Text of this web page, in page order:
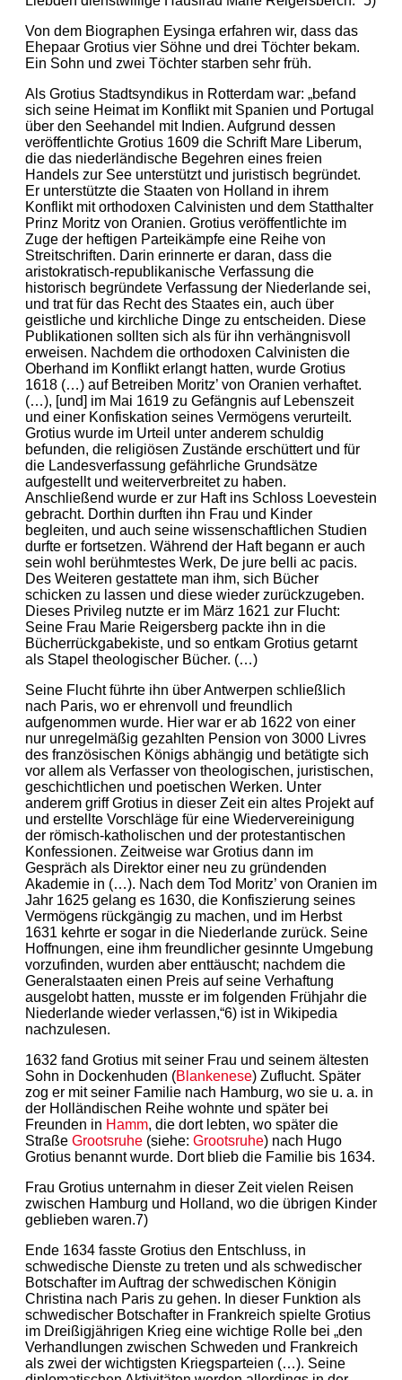
Von dem Biographen Eysinga erfahren wir, dass das
Ehepaar Grotius vier Söhne und drei Töchter bekam.
Ein Sohn und zwei Töchter starben sehr früh.
Als Grotius Stadtsyndikus in Rotterdam war: „befand
sich seine Heimat im Konflikt mit Spanien und Portugal
über den Seehandel mit Indien. Aufgrund dessen
veröffentlichte Grotius 1609 die Schrift Mare Liberum,
die das niederländische Begehren eines freien
Handels zur See unterstützt und juristisch begründet.
Er unterstützte die Staaten von Holland in ihrem
Konflikt mit orthodoxen Calvinisten und dem Statthalter
Prinz Moritz von Oranien. Grotius veröffentlichte im
Zuge der heftigen Parteikämpfe eine Reihe von
Streitschriften. Darin erinnerte er daran, dass die
aristokratisch-republikanische Verfassung die
historisch begründete Verfassung der Niederlande sei,
und trat für das Recht des Staates ein, auch über
geistliche und kirchliche Dinge zu entscheiden. Diese
Publikationen sollten sich als für ihn verhängnisvoll
erweisen. Nachdem die orthodoxen Calvinisten die
Oberhand im Konflikt erlangt hatten, wurde Grotius
1618 (…) auf Betreiben Moritz’ von Oranien verhaftet.
(…), [und] im Mai 1619 zu Gefängnis auf Lebenszeit
und einer Konfiskation seines Vermögens verurteilt.
Grotius wurde im Urteil unter anderem schuldig
befunden, die religiösen Zustände erschüttert und für
die Landesverfassung gefährliche Grundsätze
aufgestellt und weiterverbreitet zu haben.
Anschließend wurde er zur Haft ins Schloss Loevestein
gebracht. Dorthin durften ihn Frau und Kinder
begleiten, und auch seine wissenschaftlichen Studien
durfte er fortsetzen. Während der Haft begann er auch
sein wohl berühmtestes Werk, De jure belli ac pacis.
Des Weiteren gestattete man ihm, sich Bücher
schicken zu lassen und diese wieder zurückzugeben.
Dieses Privileg nutzte er im März 1621 zur Flucht:
Seine Frau Marie Reigersberg packte ihn in die
Bücherrückgabekiste, und so entkam Grotius getarnt
als Stapel theologischer Bücher. (…)
Seine Flucht führte ihn über Antwerpen schließlich
nach Paris, wo er ehrenvoll und freundlich
aufgenommen wurde. Hier war er ab 1622 von einer
nur unregelmäßig gezahlten Pension von 3000 Livres
des französischen Königs abhängig und betätigte sich
vor allem als Verfasser von theologischen, juristischen,
geschichtlichen und poetischen Werken. Unter
anderem griff Grotius in dieser Zeit ein altes Projekt auf
und erstellte Vorschläge für eine Wiedervereinigung
der römisch-katholischen und der protestantischen
Konfessionen. Zeitweise war Grotius dann im
Gespräch als Direktor einer neu zu gründenden
Akademie in (…). Nach dem Tod Moritz’ von Oranien im
Jahr 1625 gelang es 1630, die Konfiszierung seines
Vermögens rückgängig zu machen, und im Herbst
1631 kehrte er sogar in die Niederlande zurück. Seine
Hoffnungen, eine ihm freundlicher gesinnte Umgebung
vorzufinden, wurden aber enttäuscht; nachdem die
Generalstaaten einen Preis auf seine Verhaftung
ausgelobt hatten, musste er im folgenden Frühjahr die
Niederlande wieder verlassen,“6) ist in Wikipedia
nachzulesen.
1632 fand Grotius mit seiner Frau und seinem ältesten
Sohn in Dockenhuden (Blankenese) Zuflucht. Später
zog er mit seiner Familie nach Hamburg, wo sie u. a. in
der Holländischen Reihe wohnte und später bei
Freunden in Hamm, die dort lebten, wo später die
Straße Grootsruhe (siehe: Grootsruhe) nach Hugo
Grotius benannt wurde. Dort blieb die Familie bis 1634.
Frau Grotius unternahm in dieser Zeit vielen Reisen
zwischen Hamburg und Holland, wo die übrigen Kinder
geblieben waren.7)
Ende 1634 fasste Grotius den Entschluss, in
schwedische Dienste zu treten und als schwedischer
Botschafter im Auftrag der schwedischen Königin
Christina nach Paris zu gehen. In dieser Funktion als
schwedischer Botschafter in Frankreich spielte Grotius
im Dreißigjährigen Krieg eine wichtige Rolle bei „den
Verhandlungen zwischen Schweden und Frankreich
als zwei der wichtigsten Kriegsparteien (…). Seine